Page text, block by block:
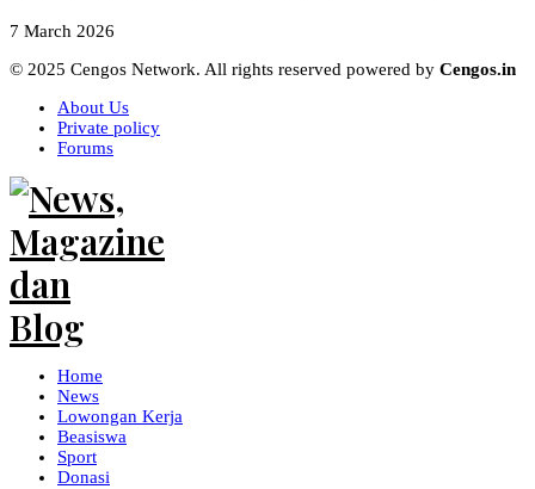
7 March 2026
© 2025 Cengos Network. All rights reserved powered by Cengos.in
About Us
Private policy
Forums
Home
News
Lowongan Kerja
Beasiswa
Sport
Donasi